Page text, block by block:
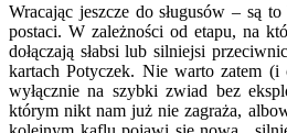
Wracając jeszcze do sługusów – są
postaci. W zależności od etapu, na
dołączają słabsi lub silniejsi
kartach Potyczek. Nie warto zatem (i
wyłącznie na szybki zwiad bez
którym nikt nam już nie zagraża,